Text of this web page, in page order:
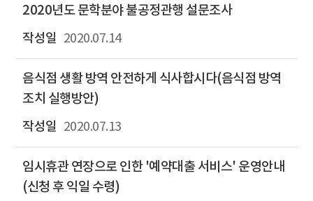
2020년도 문학분야 불공정관행 설문조사
2020.07.14
음식점 생활 방역 안전하게 식사합시다(음식점 방역
조치 실행방안)
2020.07.13
임시휴관 연장으로 인한 '예약대출 서비스' 운영안내
(신청 후 익일 수령)